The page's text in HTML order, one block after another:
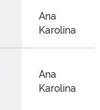
Ana
Karolina
Ana
Karolina